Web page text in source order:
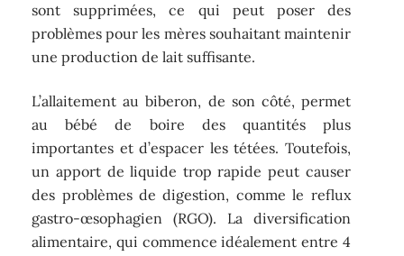
sont supprimées, ce qui peut poser des
problèmes pour les mères souhaitant maintenir
une production de lait suffisante.
L’allaitement au biberon, de son côté, permet
au bébé de boire des quantités plus
importantes et d’espacer les tétées. Toutefois,
un apport de liquide trop rapide peut causer
des problèmes de digestion, comme le reflux
gastro-œsophagien (RGO). La diversification
alimentaire, qui commence idéalement entre 4